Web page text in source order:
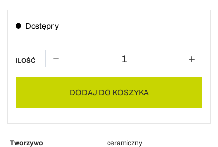
Dostępny
ILOŚĆ
DODAJ DO KOSZYKA
Tworzywo
ceramiczny